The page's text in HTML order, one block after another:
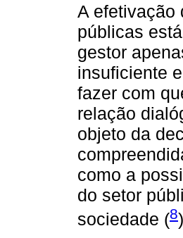
A efetivação
públicas
gestor
insuficiente
fazer com
relação
objeto da
como a
do setor
sociedade (8